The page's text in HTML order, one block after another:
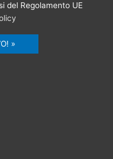
del Regolamento UE